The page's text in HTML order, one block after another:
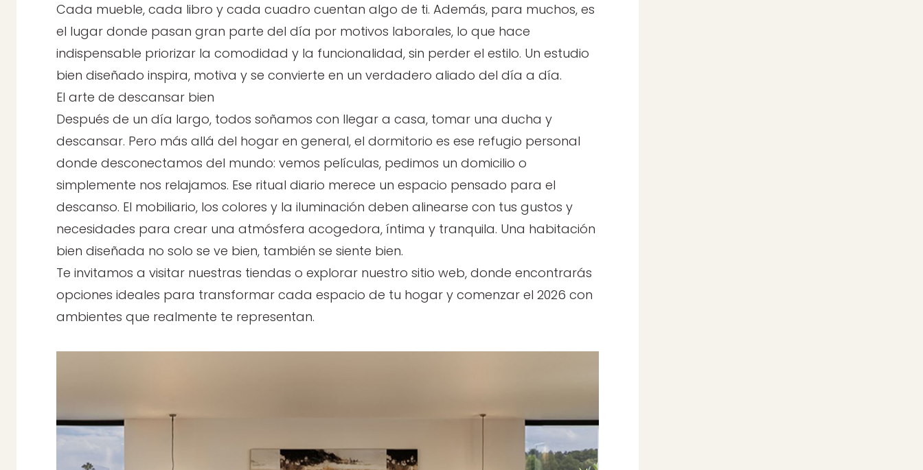
Cada mueble, cada libro y cada cuadro cuentan algo de ti. Además, para muchos, es
el lugar donde pasan gran parte del día por motivos laborales, lo que hace
indispensable priorizar la comodidad y la funcionalidad, sin perder el estilo. Un estudio
bien diseñado inspira, motiva y se convierte en un verdadero aliado del día a día.
El arte de descansar bien
Después de un día largo, todos soñamos con llegar a casa, tomar una ducha y
descansar. Pero más allá del hogar en general, el dormitorio es ese refugio personal
donde desconectamos del mundo: vemos películas, pedimos un domicilio o
simplemente nos relajamos. Ese ritual diario merece un espacio pensado para el
descanso. El mobiliario, los colores y la iluminación deben alinearse con tus gustos y
necesidades para crear una atmósfera acogedora, íntima y tranquila. Una habitación
bien diseñada no solo se ve bien, también se siente bien.
Te invitamos a visitar nuestras tiendas o explorar nuestro sitio web, donde encontrarás
opciones ideales para transformar cada espacio de tu hogar y comenzar el 2026 con
ambientes que realmente te representan.